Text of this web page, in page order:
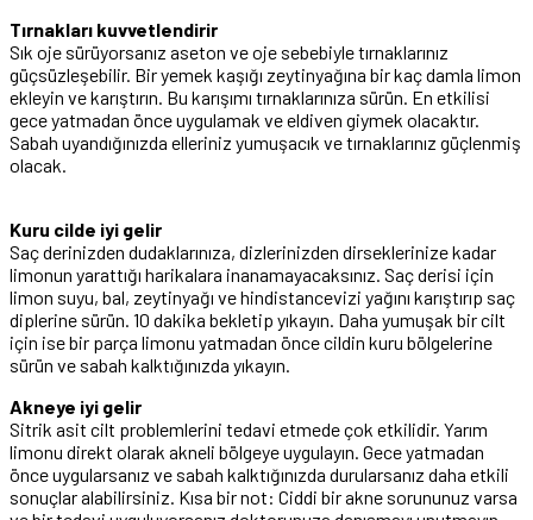
Tırnakları kuvvetlendirir
Sık oje sürüyorsanız aseton ve oje sebebiyle tırnaklarınız
güçsüzleşebilir. Bir yemek kaşığı zeytinyağına bir kaç damla limon
ekleyin ve karıştırın. Bu karışımı tırnaklarınıza sürün. En etkilisi
gece yatmadan önce uygulamak ve eldiven giymek olacaktır.
Sabah uyandığınızda elleriniz yumuşacık ve tırnaklarınız güçlenmiş
olacak.
Kuru cilde iyi gelir
Saç derinizden dudaklarınıza, dizlerinizden dirseklerinize kadar
limonun yarattığı harikalara inanamayacaksınız. Saç derisi için
limon suyu, bal, zeytinyağı ve hindistancevizi yağını karıştırıp saç
diplerine sürün. 10 dakika bekletip yıkayın. Daha yumuşak bir cilt
için ise bir parça limonu yatmadan önce cildin kuru bölgelerine
sürün ve sabah kalktığınızda yıkayın.
Akneye iyi gelir
Sitrik asit cilt problemlerini tedavi etmede çok etkilidir. Yarım
limonu direkt olarak akneli bölgeye uygulayın. Gece yatmadan
önce uygularsanız ve sabah kalktığınızda durularsanız daha etkili
sonuçlar alabilirsiniz. Kısa bir not: Ciddi bir akne sorununuz varsa